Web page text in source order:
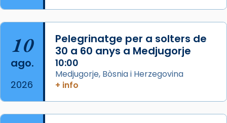
Jaume, fill de Zebedeu, és juntament amb el
seu germà Joan i Pere un dels que
acompanyava més de prop Jesús.
Segons el llibre dels Fets (12,2) fou el primer
apòstol màrtir, decapitat a Jerusalem per
Herodes Agripa (vers l'any 44).
10
ago.
2026
Pelegrinatge per a solters de
30 a 60 anys a Medjugorje
10:00
Medjugorje, Bòsnia i Herzegovina
+ info